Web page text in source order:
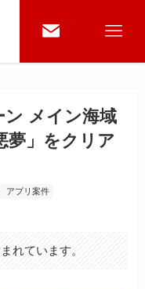
ン メイン海域
夢」をクリア
アプリ案件
れています。